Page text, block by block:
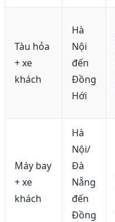
Tàu hỏa
+ xe
khách
Hà
Nội
đến
Đồng
Hới
Máy bay
+ xe
khách
Hà
Nội/
Đà
Nẵng
đến
Đồng